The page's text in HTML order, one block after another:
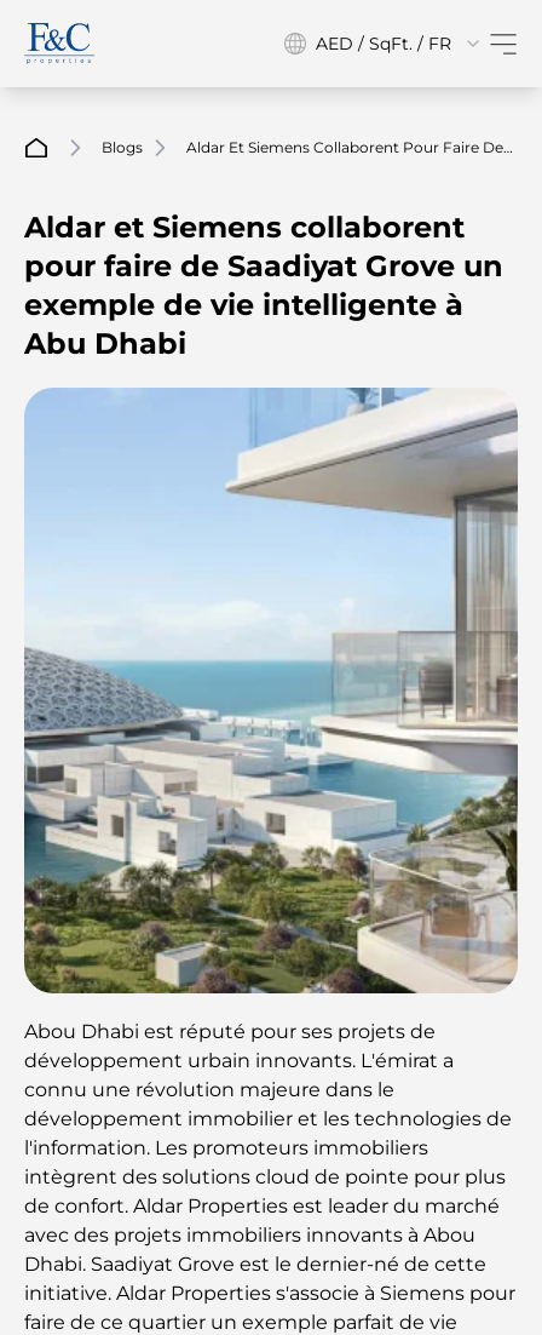
AED / SqFt. / FR
Blogs
Aldar Et Siemens Collaborent Pour Faire De
Aldar et Siemens collaborent
pour faire de Saadiyat Grove un
exemple de vie intelligente à
Abu Dhabi
Abou Dhabi est réputé pour ses projets de
développement urbain innovants. L'émirat a
connu une révolution majeure dans le
développement immobilier et les technologies de
l'information. Les promoteurs immobiliers
intègrent des solutions cloud de pointe pour plus
de confort. Aldar Properties est leader du marché
avec des projets immobiliers innovants à Abou
Dhabi. Saadiyat Grove est le dernier-né de cette
initiative. Aldar Properties s'associe à Siemens pour
faire de ce quartier un exemple parfait de vie